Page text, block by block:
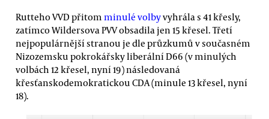
Rutteho VVD přitom minulé volbyvyhrála s 41 křesly,
zatímco Wildersova PVV obsadila jen 15 křesel. Třetí
nejpopulárnější stranou je dle průzkumů v současném
Nizozemsku pokrokářsky liberální D66 (v minulých
volbách 12 křesel, nyní 19) následovaná
křesťanskodemokratickou CDA (minule 13 křesel, nyní
18).